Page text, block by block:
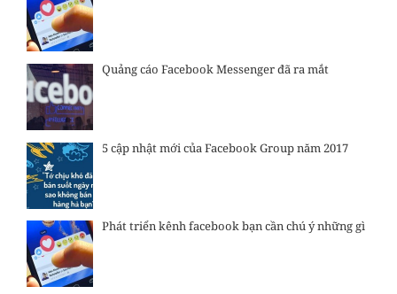
Quảng cáo Facebook Messenger đã ra mắt
5 cập nhật mới của Facebook Group năm 2017
Phát triển kênh facebook bạn cần chú ý những gì